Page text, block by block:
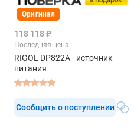
Оригинал
118 118 ₽
Последняя цена
RIGOL DP822A - источник
питания
Сообщить о поступлении